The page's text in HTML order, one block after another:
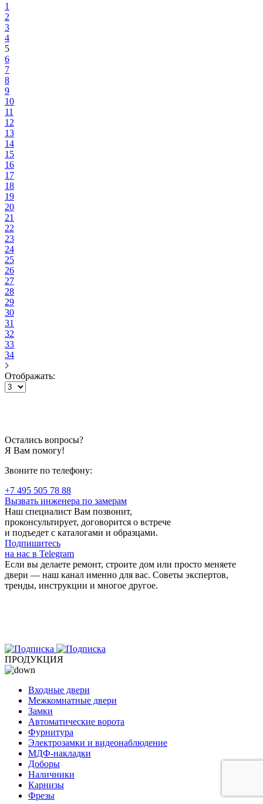
1
2
3
4
5
6
7
8
9
10
11
12
13
14
15
16
17
18
19
20
21
22
23
24
25
26
27
28
29
30
31
32
33
34
Отображать:
Остались вопросы?
Я Вам помогу!
Звоните по телефону:
+7 495 505 78 88
Вызвать инженера по замерам
Наш специалист Вам позвонит,
проконсультирует, договорится о встрече
и подъедет с каталогами и образцами.
Подпишитесь
на нас в Telegram
Если вы делаете ремонт, строите дом или просто меняете
двери — наш канал именно для вас. Советы экспертов,
тренды, инструкции и многое другое.
ПРОДУКЦИЯ
Входные двери
Межкомнатные двери
Замки
Автоматические ворота
Фурнитура
Электрозамки и видеонаблюдение
МДФ-накладки
Доборы
Наличники
Карнизы
Фрезы